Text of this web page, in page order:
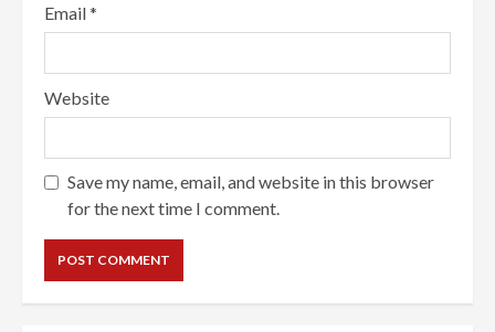
Email*
Website
Save my name, email, and website in this browser
for the next time I comment.